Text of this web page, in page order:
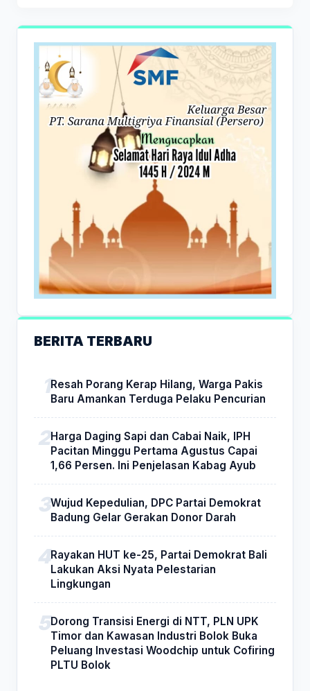
BERITA TERBARU
Resah Porang Kerap Hilang, Warga Pakis
Baru Amankan Terduga Pelaku Pencurian
Harga Daging Sapi dan Cabai Naik, IPH
Pacitan Minggu Pertama Agustus Capai
1,66 Persen. Ini Penjelasan Kabag Ayub
Wujud Kepedulian, DPC Partai Demokrat
Badung Gelar Gerakan Donor Darah
Rayakan HUT ke-25, Partai Demokrat Bali
Lakukan Aksi Nyata Pelestarian
Lingkungan
Dorong Transisi Energi di NTT, PLN UPK
Timor dan Kawasan Industri Bolok Buka
Peluang Investasi Woodchip untuk Cofiring
PLTU Bolok